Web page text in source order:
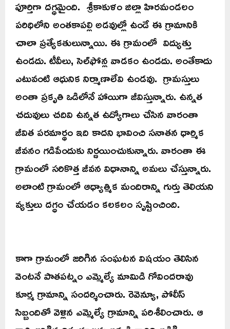
పూర్తిగా దగ్ధమైంది. శ్రీకాకుళం జిల్లా హిరమండలం
పరిధిలోని అంతకాపల్లి అడవుల్లో ఉండే ఈ గ్రామానికి
చాలా ప్రత్యేకతులున్నాయి. ఈ గ్రామంలో విద్యుత్తు
ఉండదు. టీవీలు, సెల్‌ఫోన్ల వాడకం ఉండదు. అంతేకాదు
ఎటువంటి ఆధునిక నిర్మాణాలేవి ఉండవు. గ్రామస్తులు
అంతా ప్రకృతి ఒడిలోనే హాయిగా జీవిస్తున్నారు. ఉన్నత
చదువులు చదివి ఉన్నత ఉద్యోగాలు చేసిన వారంతా
జీవిత పరమార్థం ఇది కాదని భావించి సనాతన ధార్మిక
జీవనం గడిపేందుకు నిర్ణయించుకున్నారు. వారంతా ఈ
గ్రామంలో సరికొత్త జీవన విధానాన్ని అమలు చేస్తున్నారు.
అలాంటి గ్రామంలో ఆధ్యాత్మిక మందిరాన్ని గుర్తు తెలియని
వ్యక్తులు దగ్ధం చేయడం కలకలం సృష్టించింది.
కాగా గ్రామంలో జరిగిన సంఘటన విషయం తెలిసిన
వెంటనే పాతపట్నం ఎమ్మెల్యే మామిడి గోవిందరావు
కూర్మ గ్రామాన్ని సందర్శించారు. రెవెన్యూ, పోలీస్
సిబ్బందితో వెళ్లిన ఎమ్మెల్యే గ్రామాన్ని పరిశీలించారు. ఆ